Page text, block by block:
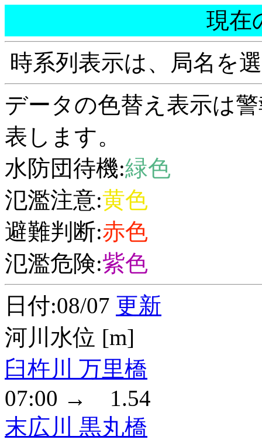
現在
時系列表示は、局名を
データの色替え表示は
表します。
水防団待機:緑色
氾濫注意:黄色
避難判断:赤色
氾濫危険:紫色
日付:08/07 更新
河川水位 [m]
臼杵川 万里橋
07:00 → 1.54
末広川 黒丸橋